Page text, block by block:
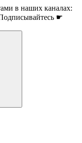
в наших каналах:
☛